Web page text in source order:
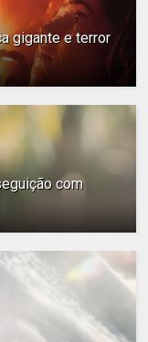
gigante e terror
com